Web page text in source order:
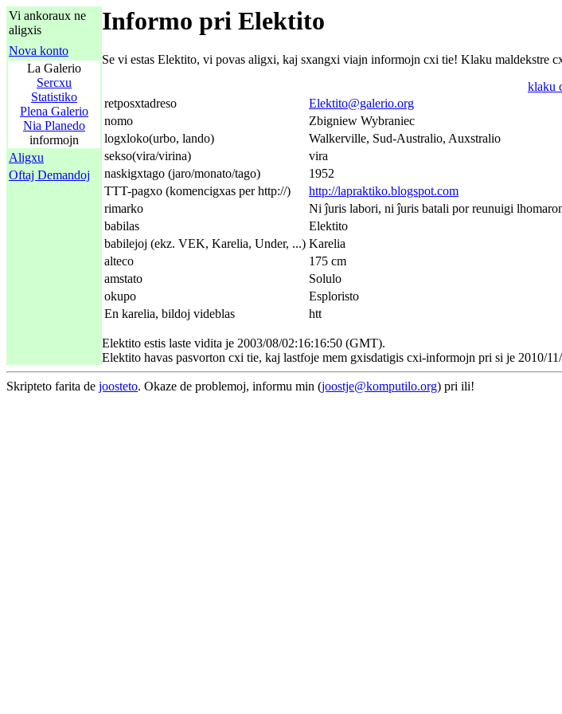
Vi ankoraux ne
aligxis
Nova konto
La Galerio
Sercxu
Statistiko
Plena Galerio
Nia Planedo
informojn
Aligxu
Oftaj Demandoj
Informo pri Elektito
Se vi estas Elektito, vi povas aligxi, kaj sxangxi viajn informojn cxi tie! Klaku maldekstre
klaku
retposxtadreso
Elektito@galerio.org
nomo
Zbigniew Wybraniec
logxloko(urbo, lando)
Walkerville, Sud-Australio, Auxstralio
sekso(vira/virina)
vira
naskigxtago (jaro/monato/tago)
1952
TTT-pagxo (komencigxas per http://)
http://lapraktiko.blogspot.com
rimarko
Ni ĵuris labori, ni ĵuris batali por reunuigi
babilas
Elektito
babilejoj (ekz. VEK, Karelia, Under, ...) Karelia
alteco
175 cm
amstato
Solulo
okupo
Esploristo
En karelia, bildoj videblas
htt
Elektito estis laste vidita je 2003/08/02:16:16:50 (GMT).
Elektito havas pasvorton cxi tie, kaj lastfoje mem gxisdatigis cxi-informojn pri si je 2010/
Skripteto farita de joosteto. Okaze de problemoj, informu min (joostje@komputilo.org) pri ili!